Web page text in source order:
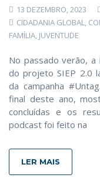
13 DEZEMBRO, 2023
CIDADANIA GLOBAL,
FAMÍLIA, JUVENTUDE
No passado verão,
do projeto SIEP 2.0
da campanha
final deste ano,
concluídas e os
podcast foi feito na
LER MAIS